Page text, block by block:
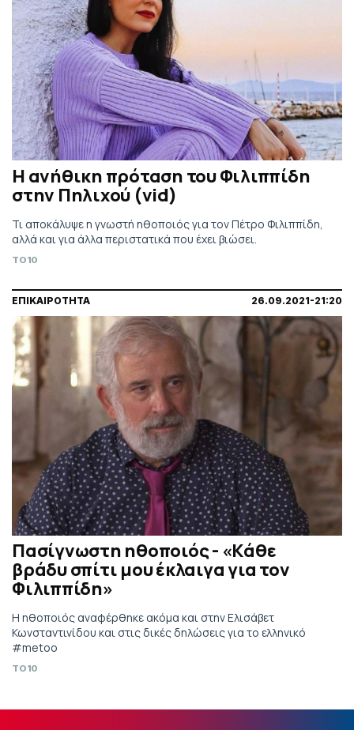
Η ανήθικη πρόταση του Φιλιππίδη
στην Πηλιχού (vid)
Τι αποκάλυψε η γνωστή ηθοποιός για τον Πέτρο Φιλιππίδη,
αλλά και για άλλα περιστατικά που έχει βιώσει.
TO10
ΕΠΙΚΑΙΡΟΤΗΤΑ 26.09.2021-21:20
Πασίγνωστη ηθοποιός - «Kάθε
βράδυ σπίτι μου έκλαιγα για τον
Φιλιππίδη»
Η ηθοποιός αναφέρθηκε ακόμα και στην Ελισάβετ
Κωνσταντινίδου και στις δικές δηλώσεις για το ελληνικό
#metoo
TO10